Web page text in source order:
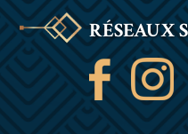
RÉSEAUX